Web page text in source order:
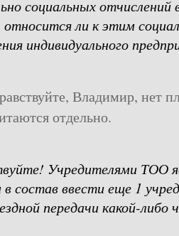
социальных
ли к этим
индивидуального
Владимир, нет
отдельно.
Учредителями ТОО
в состав ввести еще 1
передачи какой-